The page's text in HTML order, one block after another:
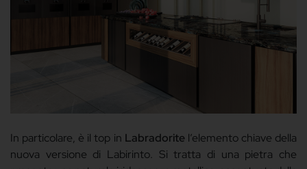
In particolare, è il top in Labradoritel’elemento chiave della
nuova versione di Labirinto. Si tratta di una pietra che